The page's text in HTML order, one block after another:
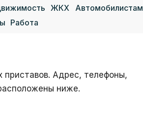
ЖКХ Автомобилистам
Работа
Адрес, телефоны,
ниже.